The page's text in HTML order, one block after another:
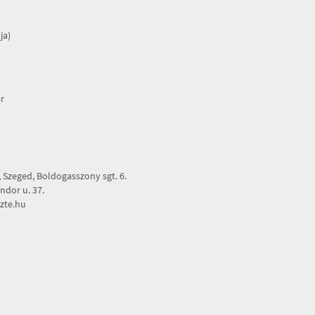
Boldogasszony sgt. 6.
u. 37.